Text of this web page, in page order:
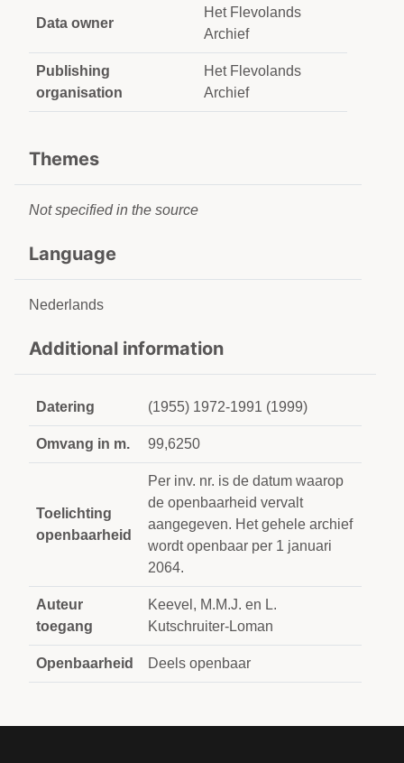
Data owner
Het Flevolands
Archief
Publishing
organisation
Het Flevolands
Archief
Themes
Not specified in the source
Language
Nederlands
Additional information
Datering (1955) 1972-1991 (1999)
Omvang in m. 99,6250
Toelichting
openbaarheid
Per inv. nr. is de datum waarop
de openbaarheid vervalt
aangegeven. Het gehele archief
wordt openbaar per 1 januari
2064.
Auteur
toegang
Keevel, M.M.J. en L.
Kutschruiter-Loman
Openbaarheid Deels openbaar